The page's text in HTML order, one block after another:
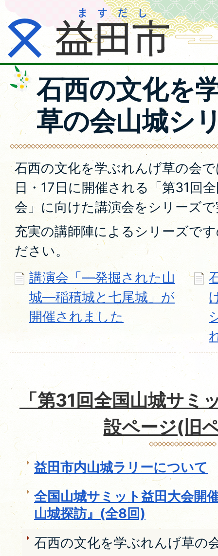
石西の文化を
草の会山城シ
石西の文化を学ぶれんげ草の会
日・17日に開催される「第31回
会」に向けた講演会をシリーズ
充実の講師陣によるシリーズで
ださい。
講演会「―発掘された山
城―稲積城と七尾城」が
開催されました
「第31回全国山城サミ
設ページ(旧
益田市内山城ラリーについて
全国山城サミット益田大会開
山城探訪』(全8回)
石西の文化を学ぶれんげ草の